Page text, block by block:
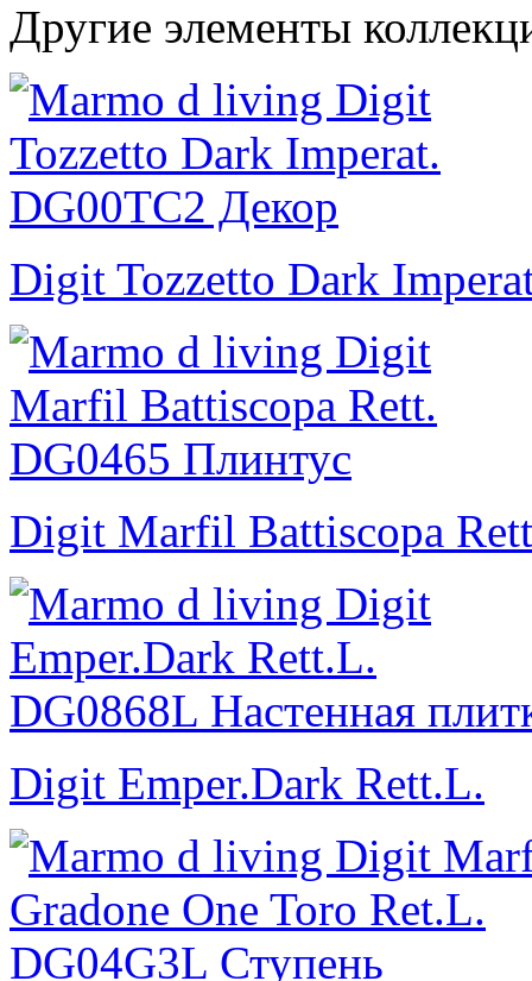
Другие элементы
Digit Tozzetto Dark
Digit Marfil Battiscopa
Digit Emper.Dark Rett.L.